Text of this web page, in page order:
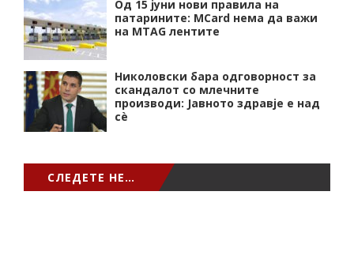
Од 15 јуни нови правила на
патарините: MCard нема да важи
на MTAG лентите
Николовски бара одговорност за
скандалот со млечните
производи: Јавното здравје е над
сѐ
СЛЕДЕТЕ НЕ…